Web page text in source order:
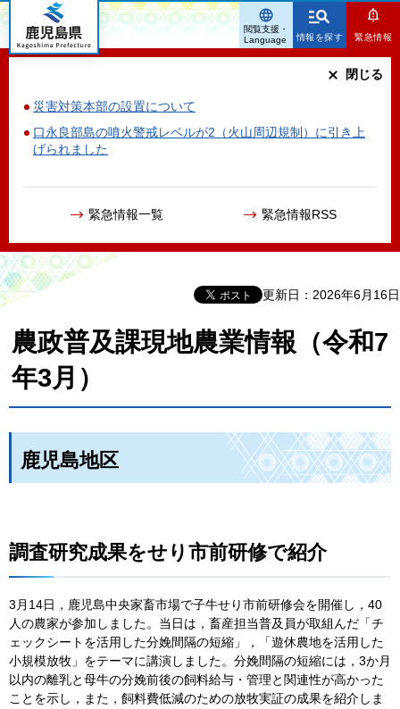
鹿児島県
情報を探す 緊急情報
災害対策本部の設置について
口永良部島の噴火警戒レベルが2（火山周辺規制）に引き上
げられました
緊急情報一覧 緊急情報RSS
閉じる
閲覧支援・
Language
更新日：2026年6月16日
農政普及課現地農業情報（令和7
年3月）
鹿児島地区
調査研究成果をせり市前研修で紹介
3月14日，鹿児島中央家畜市場で子牛せり市前研修会を開催し，40
人の農家が参加しました。当日は，畜産担当普及員が取組んだ「チ
ェックシートを活用した分娩間隔の短縮」，「遊休農地を活用した
小規模放牧」をテーマに講演しました。分娩間隔の短縮には，3か月
以内の離乳と母牛の分娩前後の飼料給与・管理と関連性が高かった
ことを示し，また，飼料費低減のための放牧実証の成果を紹介しま